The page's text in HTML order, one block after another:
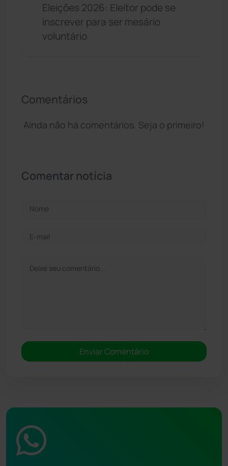
Eleições 2026: Eleitor pode se
inscrever para ser mesário
voluntário
Comentários
Ainda não há comentários. Seja o primeiro!
Comentar notícia